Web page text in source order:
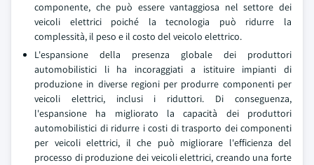
componente, che può essere vantaggiosa nel settore dei
veicoli elettrici poiché la tecnologia può ridurre la
complessità, il peso e il costo del veicolo elettrico.
L'espansione della presenza globale dei produttori
automobilistici li ha incoraggiati a istituire impianti di
produzione in diverse regioni per produrre componenti per
veicoli elettrici, inclusi i riduttori. Di conseguenza,
l'espansione ha migliorato la capacità dei produttori
automobilistici di ridurre i costi di trasporto dei componenti
per veicoli elettrici, il che può migliorare l'efficienza del
processo di produzione dei veicoli elettrici, creando una forte